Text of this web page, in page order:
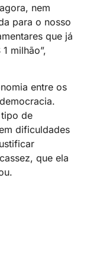
nem
para o nosso
que já
milhão”,
entre os
de
dificuldades
que ela